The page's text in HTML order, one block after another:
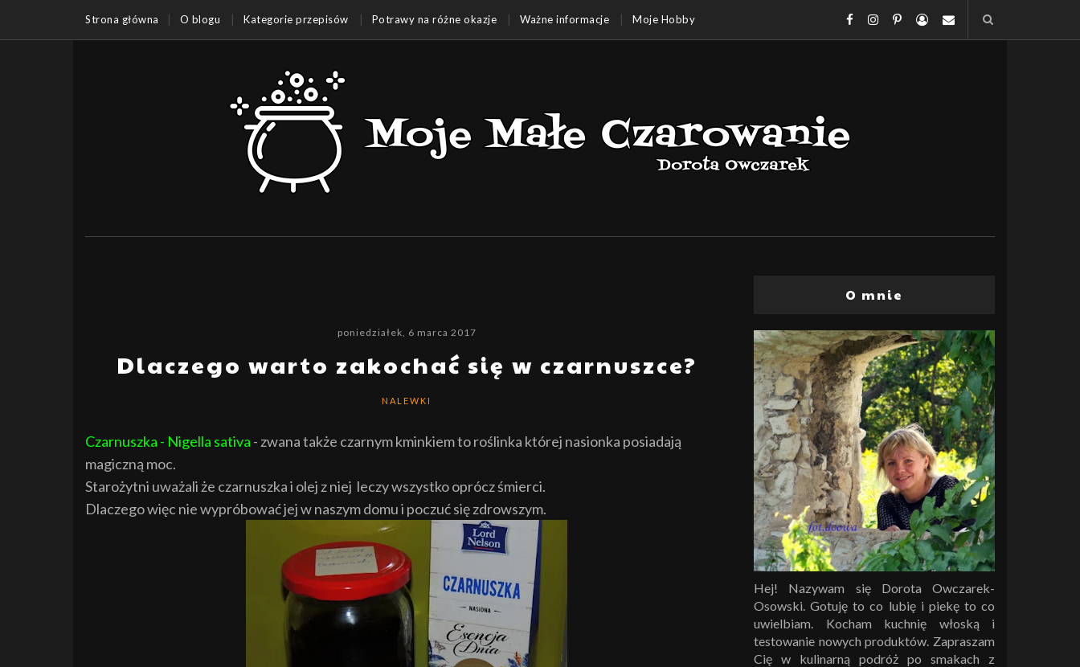
Strona główna O blogu Kategorie przepisów Potrawy na różne okazje Ważne informacje Moje Hobby
poniedziałek, 6 marca 2017
Dlaczego warto zakochać się w czarnuszce?
NALEWKI
Czarnuszka - Nigella sativa - zwana także czarnym kminkiem to roślinka której nasionka posiadają
magiczną moc.
Starożytni uważali że czarnuszka i olej z niej leczy wszystko oprócz śmierci.
Dlaczego więc nie wypróbować jej w naszym domu i poczuć się zdrowszym.
O mnie
Hej! Nazywam się Dorota Owczarek-
Osowski. Gotuję to co lubię i piekę to co
uwielbiam. Kocham kuchnię włoską i
testowanie nowych produktów. Zapraszam
Cię w kulinarną podróż po smakach z